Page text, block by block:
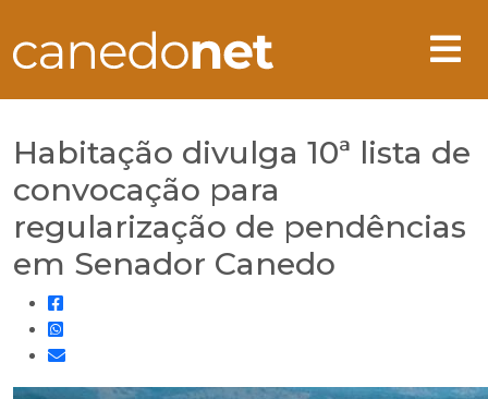
Habitação divulga 10ª lista de
convocação para
regularização de pendências
em Senador Canedo